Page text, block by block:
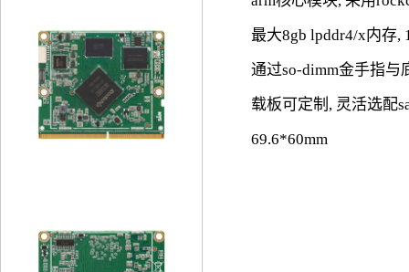
最大8gb lpddr4/x内存,
通过so-dimm金手指与
载板可定制, 灵活选配
69.6*60mm